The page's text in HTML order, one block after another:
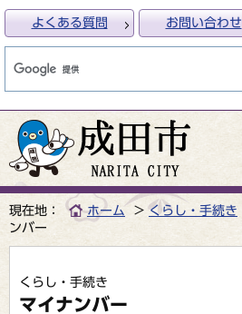
よくある質問 お問い合わせ
現在地： ホーム くらし・手続き
ンバー
くらし・手続き
マイナンバー